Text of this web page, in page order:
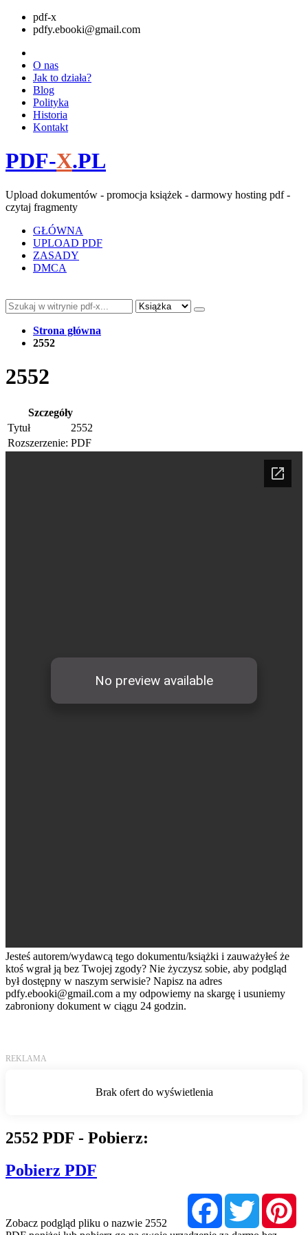
pdf-x
pdfy.ebooki@gmail.com
O nas
Jak to działa?
Blog
Polityka
Historia
Kontakt
PDF-X.PL
Upload dokumentów - promocja książek - darmowy hosting pdf -
czytaj fragmenty
GŁÓWNA
UPLOAD PDF
ZASADY
DMCA
Strona główna
2552
2552
Szczegóły
Tytuł
2552
Rozszerzenie: PDF
Jesteś autorem/wydawcą tego dokumentu/książki i zauważyłeś że
ktoś wgrał ją bez Twojej zgody? Nie życzysz sobie, aby podgląd
był dostępny w naszym serwisie? Napisz na adres
pdfy.ebooki@gmail.com a my odpowiemy na skargę i usuniemy
zabroniony dokument w ciągu 24 godzin.
2552 PDF - Pobierz:
Pobierz PDF
FacebookTwitter
Zobacz podgląd pliku o nazwie 2552